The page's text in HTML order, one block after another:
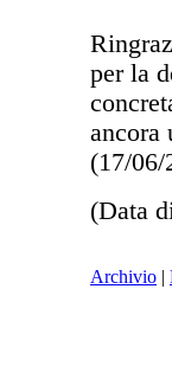
per la
ancora
(17/
(Data
Archivio |